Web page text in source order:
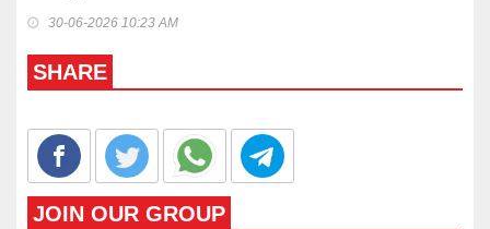
30-06-2026 10:23 AM
SHARE
JOIN OUR GROUP